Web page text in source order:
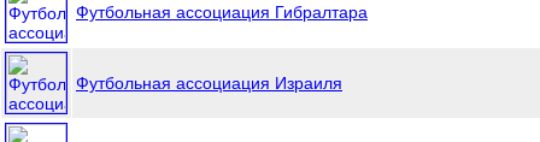
Футбольная ассоциация Гибралтара
Футбольная ассоциация Израиля